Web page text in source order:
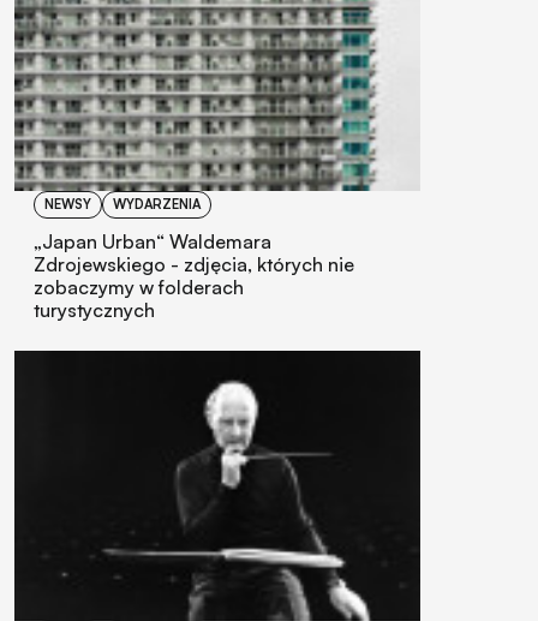
NEWSY WYDARZENIA
„Japan Urban“ Waldemara
Zdrojewskiego - zdjęcia, których nie
zobaczymy w folderach
turystycznych